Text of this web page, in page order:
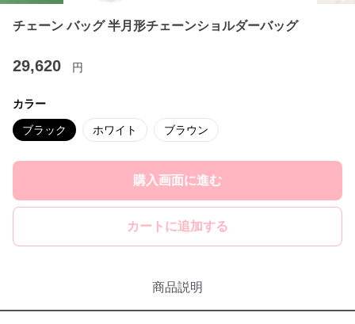
チェーン バッグ 半月形チェーンショルダーバッグ
29,620 円
カラー
ブラック ホワイト ブラウン
購入画面に進む
カートに追加する
商品説明